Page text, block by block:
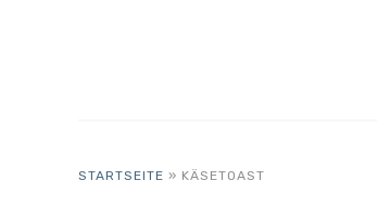
STARTSEITE » KÄSETOAST